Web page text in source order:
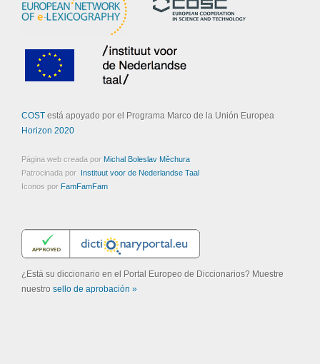
COSTestá apoyado por el Programa Marco de la Unión Europea
Horizon 2020
Página web creada por Michal Boleslav Měchura
Patrocinada por Instituut voor de Nederlandse Taal
Iconos por FamFamFam
¿Está su diccionario en el Portal Europeo de Diccionarios? Muestre
nuestro sello de aprobación »